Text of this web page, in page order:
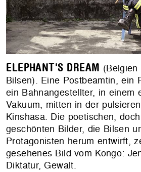
ELEPHANT'S DREAM
Bilsen). Eine Postbeamtin, ein
ein Bahnangestellter, in einem
Vakuum, mitten in der
Kinshasa. Die poetischen,
geschönten Bilder, die Bilsen
Protagonisten herum entwirft,
gesehenes Bild vom Kongo:
Diktatur, Gewalt.